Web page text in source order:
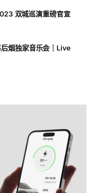
双城巡演重磅官宣
后烟独家音乐会｜Live